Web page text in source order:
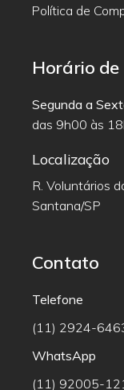
Política de
Horário
Segunda a
das 9h00 às
Localização
R. Voluntários
Santana/SP
Contato
Telefone
(11) 2924-
WhatsApp
(11) 92005-